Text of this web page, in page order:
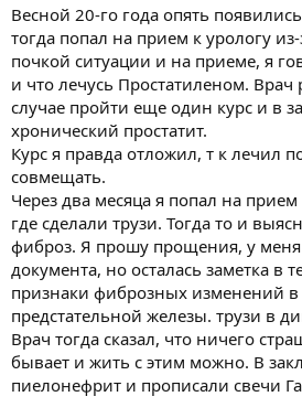
Весной 20-го года опять
тогда попал на прием к урологу
почкой ситуации и на приеме, я
и что лечусь Простатиленом.
случае пройти еще один курс и в
хронический простатит.
Курс я правда отложил, т к лечил
совмещать.
Через два месяца я попал на прием
где сделали трузи. Тогда то и
фиброз. Я прошу прощения, у
документа, но осталась заметка в
признаки фиброзных изменений
предстательной железы. трузи в
Врач тогда сказал, что ничего
бывает и жить с этим можно. В
пиелонефрит и прописали свечи